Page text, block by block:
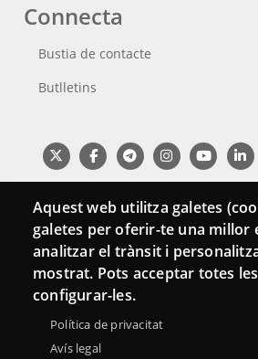
Connecta
Bustia de contacte
Butlletins
Aquest web utilitza galetes
galetes per oferir-te una millor
analitzar el trànsit i
mostrat. Pots acceptar totes
configurar-les.
Política de privacitat
Avís legal
Menu
Sobre la Xarxa Punttic